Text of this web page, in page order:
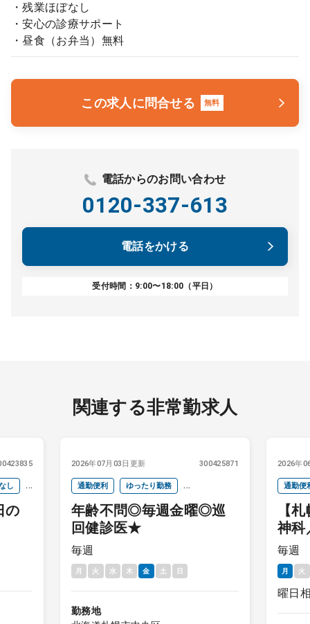
・残業ほぼなし
・安心の診療サポート
・昼食（お弁当）無料
この求人に問合せる 無料
電話からのお問い合わせ
0120-337-613
電話をかける
受付時間：9:00〜18:00（平日）
関連する非常勤求人
し
の
2026年07月03日更新 300425871
通勤便利 ゆったり勤務
救急対応なし 時間調整
後期研修医可
年齢不問◎毎週金曜◎巡
回健診医★
毎週
月 火 水 木 金 土 日
勤務地
2026年
通勤便
【
神科
ライ
毎週
月 火
曜日